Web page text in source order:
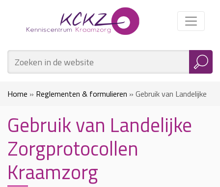
Home » Reglementen & formulieren » Gebruik van Landelijke
Zorgprotocollen Kraamzorg
Gebruik van Landelijke
Zorgprotocollen
Kraamzorg